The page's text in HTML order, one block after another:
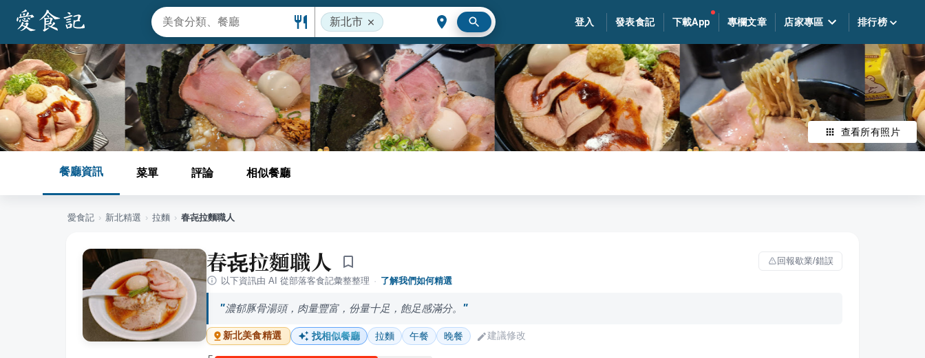
新北市 登入 發表食記 下載App 專欄文章 店家專區 排行榜
查看所有照片
餐廳資訊 菜單 評論 相似餐廳
愛食記 › 新北精選 › 拉麵 › 春㐂拉麵職人
春㐂拉麵職人
回報歇業/錯誤
以下資訊由 AI 從部落客食記彙整整理 · 了解我們如何精選
濃郁豚骨湯頭，肉量豐富，份量十足，飽足感滿分。
新北美食精選 找相似餐廳 拉麵 午餐 晚餐 建議修改